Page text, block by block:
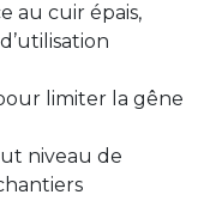
au cuir épais,
limiter la gêne
niveau de